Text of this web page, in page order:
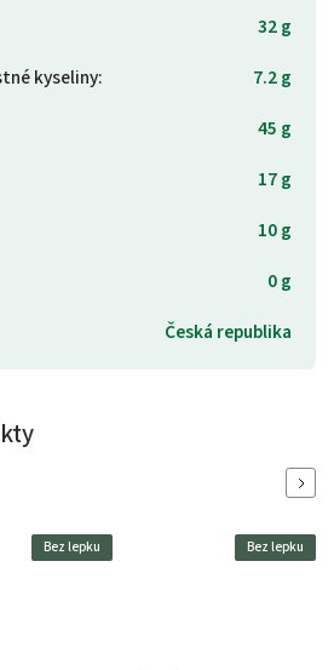
32 g
kyseliny:
7.2 g
45 g
17 g
10 g
0 g
Česká republika
Bez lepku Bez lepku
Next